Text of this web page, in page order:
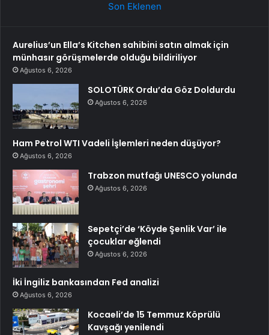
Son Eklenen
Aurelius’un Ella’s Kitchen sahibini satın almak için
münhasır görüşmelerde olduğu bildiriliyor
Ağustos 6, 2026
SOLOTÜRK Ordu’da Göz Doldurdu
Ağustos 6, 2026
Ham Petrol WTI Vadeli İşlemleri neden düşüyor?
Ağustos 6, 2026
Trabzon mutfağı UNESCO yolunda
Ağustos 6, 2026
Sepetçi’de ‘Köyde Şenlik Var’ ile
çocuklar eğlendi
Ağustos 6, 2026
İki İngiliz bankasından Fed analizi
Ağustos 6, 2026
Kocaeli’de 15 Temmuz Köprülü
Kavşağı yenilendi